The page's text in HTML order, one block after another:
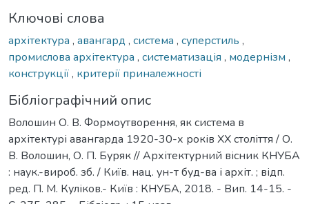
Ключові слова
архітектура , авангард , система , суперстиль ,
промислова архітектура , систематизація , модернізм ,
конструкції, критерії приналежності
Бібліографічний опис
Волошин О. В. Формоутворення, як система в
архітектурі авангарда 1920-30-х років ХХ століття / О.
В. Волошин, О. П. Буряк // Архітектурний вісник КНУБА
: наук.-вироб. зб. / Київ. нац. ун-т буд-ва і архіт. ; відп.
ред. П. М. Куліков.- Київ : КНУБА, 2018. - Вип. 14-15. -